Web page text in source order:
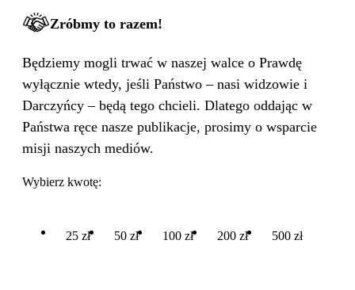
Zróbmy to razem!
Będziemy mogli trwać w naszej walce o Prawdę
wyłącznie wtedy, jeśli Państwo – nasi widzowie i
Darczyńcy – będą tego chcieli. Dlatego oddając w
Państwa ręce nasze publikacje, prosimy o wsparcie
misji naszych mediów.
Wybierz kwotę:
25 zł 50 zł 100 zł 200 zł 500 zł